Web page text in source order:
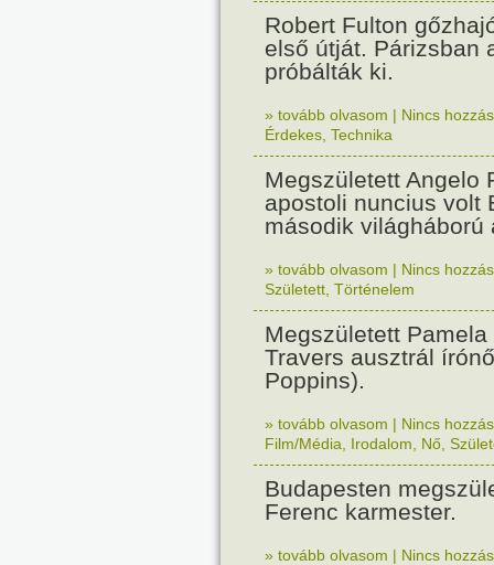
Robert Fulton
első útját. Párizsban
próbálták ki.
» tovább olvasom | Nincs
Érdekes Technika
Megszületett Angelo
apostoli nuncius volt
második világháború
» tovább olvasom | Nincs
Született Történelem
Megszületett Pamela
Travers ausztrál
Poppins).
» tovább olvasom | Nincs
Film/Média
Irodalom Nő
Budapesten
Ferenc karmester.
» tovább olvasom | Nincs